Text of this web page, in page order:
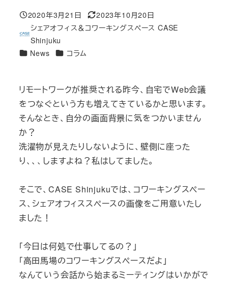
投稿日
2020年3月21日
更
新
2023年10月20日
著
者
シェアオフィス＆コワーキングスペース CASE
Shinjuku
カ
リ
ー
News カ
リ
ー
コラム
リモートワークが推奨される昨今、自宅でWeb会議
をつなぐという方も増えてきているかと思います。
そんなとき、自分の画面背景に気をつかいません
か？
洗濯物が見えたりしないように、壁側に座った
り、、、しますよね？私はしてました。
そこで、CASE Shinjukuでは、コワーキングスペー
ス、シェアオフィススペースの画像をご用意いたし
ました！
「今日は何処で仕事してるの？」
「高田馬場のコワーキングスペースだよ」
なんていう会話から始まるミーティングはいかがで